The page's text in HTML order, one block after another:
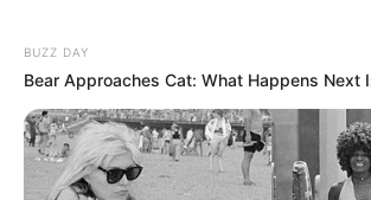
lenne, hogy
BUZZ DAY
Bear Approaches Cat: What Happens Next